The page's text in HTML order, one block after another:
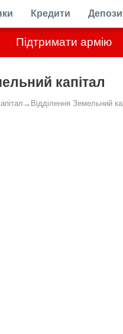
Підтримати армію
Кредити
капітал
→ Відділення Земельний